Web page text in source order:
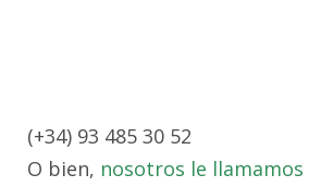
(+34) 93 485 30 52
O bien, nosotros le llamamos